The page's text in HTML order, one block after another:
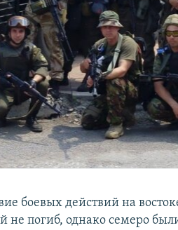
боевых действий на
не погиб, однако семеро